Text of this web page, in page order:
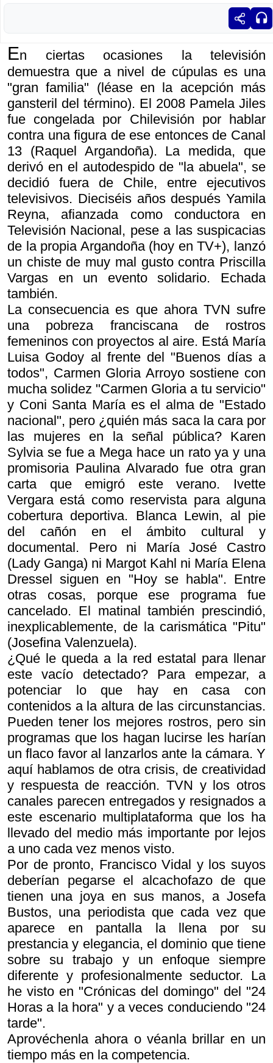
En ciertas ocasiones la televisión
demuestra que a nivel de cúpulas es una
"gran familia" (léase en la acepción más
gansteril del término). El 2008 Pamela Jiles
fue congelada por Chilevisión por hablar
contra una figura de ese entonces de Canal
13 (Raquel Argandoña). La medida, que
derivó en el autodespido de "la abuela", se
decidió fuera de Chile, entre ejecutivos
televisivos. Dieciséis años después Yamila
Reyna, afianzada como conductora en
Televisión Nacional, pese a las suspicacias
de la propia Argandoña (hoy en TV+), lanzó
un chiste de muy mal gusto contra Priscilla
Vargas en un evento solidario. Echada
también.
La consecuencia es que ahora TVN sufre
una pobreza franciscana de rostros
femeninos con proyectos al aire. Está María
Luisa Godoy al frente del "Buenos días a
todos", Carmen Gloria Arroyo sostiene con
mucha solidez "Carmen Gloria a tu servicio"
y Coni Santa María es el alma de "Estado
nacional", pero ¿quién más saca la cara por
las mujeres en la señal pública? Karen
Sylvia se fue a Mega hace un rato ya y una
promisoria Paulina Alvarado fue otra gran
carta que emigró este verano. Ivette
Vergara está como reservista para alguna
cobertura deportiva. Blanca Lewin, al pie
del cañón en el ámbito cultural y
documental. Pero ni María José Castro
(Lady Ganga) ni Margot Kahl ni María Elena
Dressel siguen en "Hoy se habla". Entre
otras cosas, porque ese programa fue
cancelado. El matinal también prescindió,
inexplicablemente, de la carismática "Pitu"
(Josefina Valenzuela).
¿Qué le queda a la red estatal para llenar
este vacío detectado? Para empezar, a
potenciar lo que hay en casa con
contenidos a la altura de las circunstancias.
Pueden tener los mejores rostros, pero sin
programas que los hagan lucirse les harían
un flaco favor al lanzarlos ante la cámara. Y
aquí hablamos de otra crisis, de creatividad
y respuesta de reacción. TVN y los otros
canales parecen entregados y resignados a
este escenario multiplataforma que los ha
llevado del medio más importante por lejos
a uno cada vez menos visto.
Por de pronto, Francisco Vidal y los suyos
deberían pegarse el alcachofazo de que
tienen una joya en sus manos, a Josefa
Bustos, una periodista que cada vez que
aparece en pantalla la llena por su
prestancia y elegancia, el dominio que tiene
sobre su trabajo y un enfoque siempre
diferente y profesionalmente seductor. La
he visto en "Crónicas del domingo" del "24
Horas a la hora" y a veces conduciendo "24
tarde".
Aprovéchenla ahora o véanla brillar en un
tiempo más en la competencia.